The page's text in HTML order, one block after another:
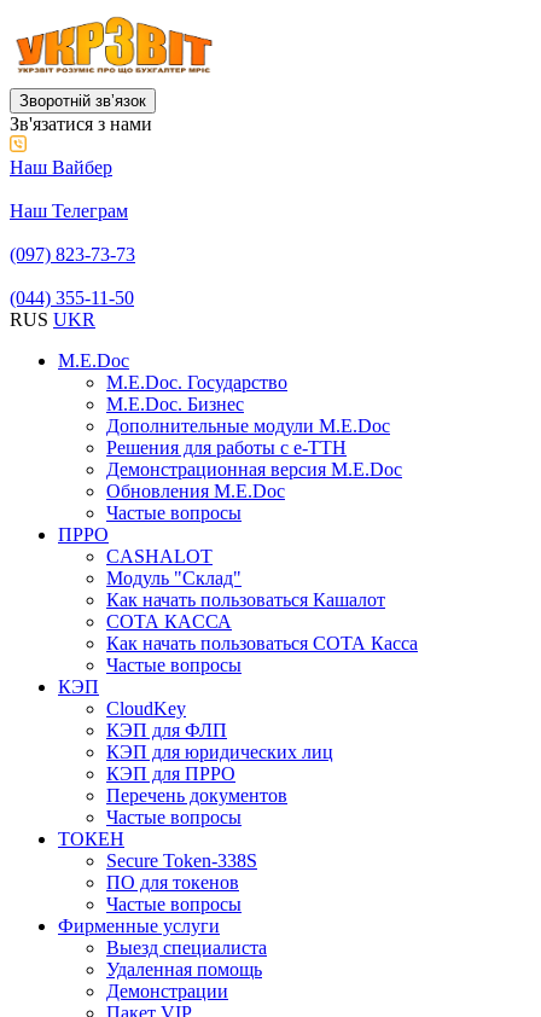
Зворотній звʼязок
Зв'язатися з нами
Наш Вайбер
Наш Телеграм
(097) 823-73-73
(044) 355-11-50
RUS UKR
M.E.Doc
M.E.Doc. Государство
M.E.Doc. Бизнес
Дополнительные модули M.E.Doc
Решения для работы с е-ТТН
Демонстрационная версия M.E.Doc
Обновления M.E.Doc
Частые вопросы
ПРРО
CASHALOT
Модуль "Склад"
Как начать пользоваться Кашалот
СОТА КАCСА
Как начать пользоваться СОТА Касса
Частые вопросы
КЭП
CloudKey
КЭП для ФЛП
КЭП для юридических лиц
КЭП для ПРРО
Перечень документов
Частые вопросы
ТОКЕН
Secure Token-338S
ПО для токенов
Частые вопросы
Фирменные услуги
Выезд специалиста
Удаленная помощь
Демонстрации
Пакет VIP